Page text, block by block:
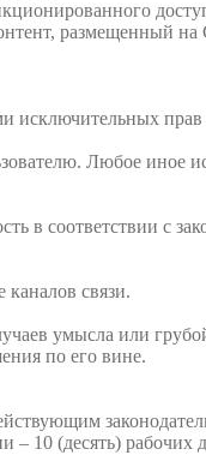
размещенный
исключительных
Любое иное
в соответствии с
связи.
умысла или
по его вине.
– 10 (десять) рабочих